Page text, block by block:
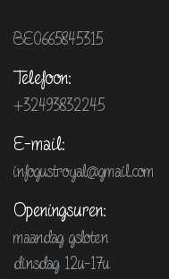
BE0665845315
Telefoon:
+32493832245
E-mail:
infogustroyal@gmail.com
Openingsuren:
maandag gsloten
dinsdag 12u-17u